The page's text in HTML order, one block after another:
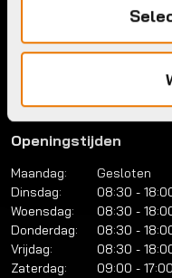
036
Mail:
Adres:
1315 BP
Openingstijden
Maandag:
Gesloten
Dinsdag:
08:30 -
Woensdag:
08:30 -
Donderdag:
08:30 -
Vrijdag:
08:30 -
Zaterdag:
09:00 - 17:00